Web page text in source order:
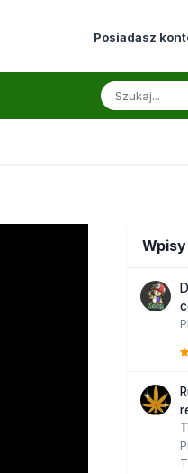
Posiadasz